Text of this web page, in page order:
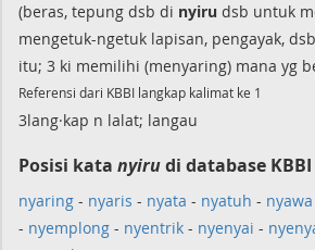
(beras, tepung dsb di nyiru dsb untuk
mengetuk-ngetuk lapisan, pengayak,
itu; 3 ki memilihi (menyaring) mana yg
Referensi dari KBBI langkap kalimat ke 1
3lang·kap n lalat; langau
Posisi kata nyirudi database
nyaring - nyaris - nyata - nyatuh - nyawa
- nyemplong - nyentrik - nyenyai -